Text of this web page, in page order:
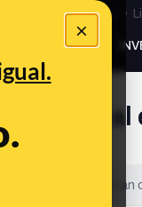
×
Bulos Ceuta •
PREBUNKING
empleo
been verified. It is an